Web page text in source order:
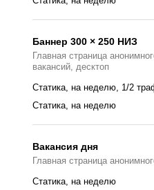
Баннер 300 × 250 НИЗ
Главная страница
вакансий, десктоп
Статика, на неделю, 1/2
Статика, на неделю
Вакансия дня
Главная страницa
Cтатика, на неделю